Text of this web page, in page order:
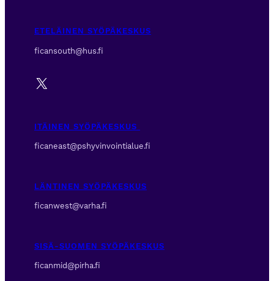
ETELÄINEN SYÖPÄKESKUS
ficansouth@hus.fi
X
ITÄINEN SYÖPÄKESKUS
ficaneast@pshyvinvointialue.fi
LÄNTINEN SYÖPÄKESKUS
ficanwest@varha.fi
SISÄ-SUOMEN SYÖPÄKESKUS
ficanmid@pirha.fi